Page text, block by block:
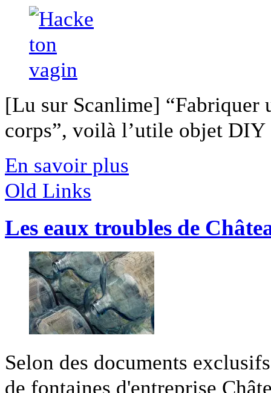
[Lu sur Scanlime] “Fabriquer
corps”, voilà l’utile objet
En savoir plus
Old Links
Les eaux troubles de
Selon des documents
de fontaines d'entreprise